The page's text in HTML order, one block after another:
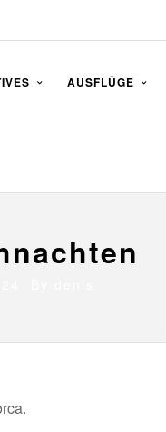
AUSFLÜGE